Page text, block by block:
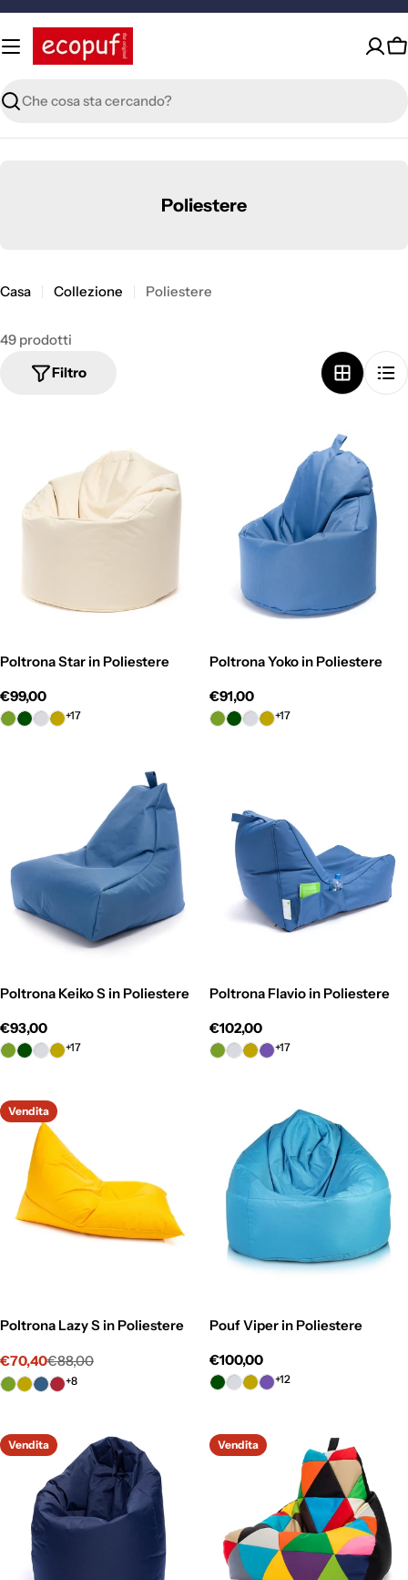
Vai
contenuto
Ricerca
C
e
Poliestere
Casa Collezione Poliestere
49 prodotti
Filtro
Poltrona Star in Poliestere
Prezzo
normale
€99,00
+17
Poltrona Yoko in Poliestere
Prezzo
normale
€91,00
+17
Poltrona Keiko S in Poliestere
Prezzo
normale
€93,00
+17
Poltrona Flavio in Poliestere
Prezzo
normale
€102,00
+17
Vendita
Poltrona Lazy S in Poliestere
Prezzo
di
€70,40
Prezzo
normale
€88,00
+8
Pouf Viper in Poliestere
Prezzo
normale
€100,00
+12
Vendita Vendita